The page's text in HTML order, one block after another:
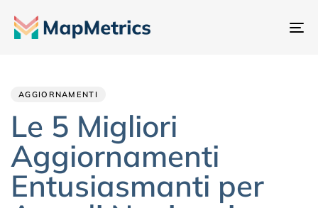
AGGIORNAMENTI
Le 5 Migliori
Aggiornamenti
Entusiasmanti per